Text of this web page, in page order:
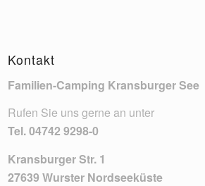
Kontakt
Familien-Camping Kransburger See
Rufen Sie uns gerne an unter
Tel.04742 9298-0
Kransburger Str. 1
27639 Wurster Nordseeküste